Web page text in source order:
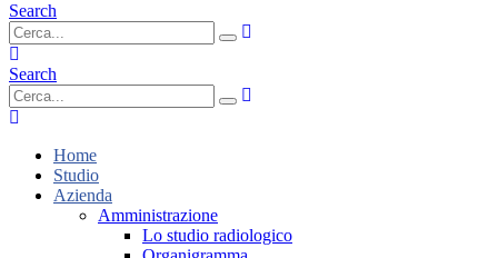
Search
Search
Home
Studio
Azienda
Amministrazione
Lo studio radiologico